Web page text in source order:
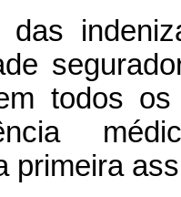
das
todos
primeira